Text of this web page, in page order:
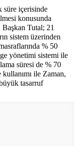
süre içerisinde
konusunda
Tutal; 21
sistem üzerinden
% 50
yönetimi sistemi ile
süresi de % 70
ile Zaman,
tasarruf